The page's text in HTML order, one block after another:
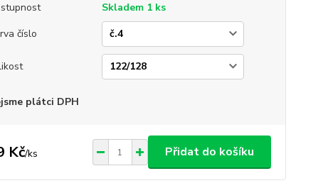
Skladem 1 ks
číslo
plátci DPH
Kč/ks Přidat do košíku